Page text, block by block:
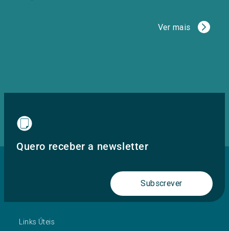
Ver mais
Quero receber a newsletter
Subscrever
Links Úteis